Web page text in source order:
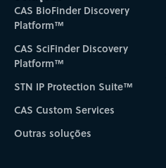
CAS BioFinder Discovery
Platform™
CAS SciFinder Discovery
Platform™
STN IP Protection Suite™
CAS Custom Services
Outras soluções